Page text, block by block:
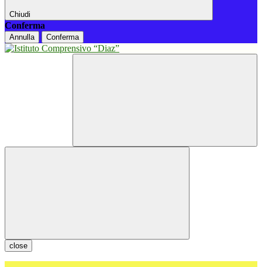
Chiudi
Conferma
Annulla Conferma
close